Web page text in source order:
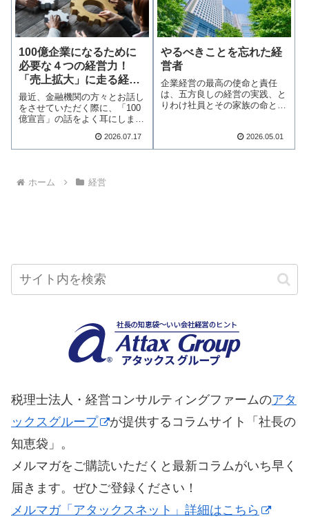
100億企業になるために
必要な４つの経営力！
「売上拡大」に走る経営
のリスクとは
最近、金融機関の方々とお話し
をさせていただく際に、「100
億宣言」の話をよく耳にしま
2026.07.17
やるべきことを忘れた経
営者
企業経営の最高の使命と責任
は、五方良しの経営の実践、と
りわけ社員とその家族の命と生
2026.05.01
ホーム 経営
税理士法人・経営コンサルティングファームのアタ
ックスグループ
が提供するコラムサイト「社長の
知恵袋」。
メルマガをご購読いただくと最新コラムがいち早く
届きます。ぜひご登録ください！
メルマガ「アタックスネット」詳細はこちら